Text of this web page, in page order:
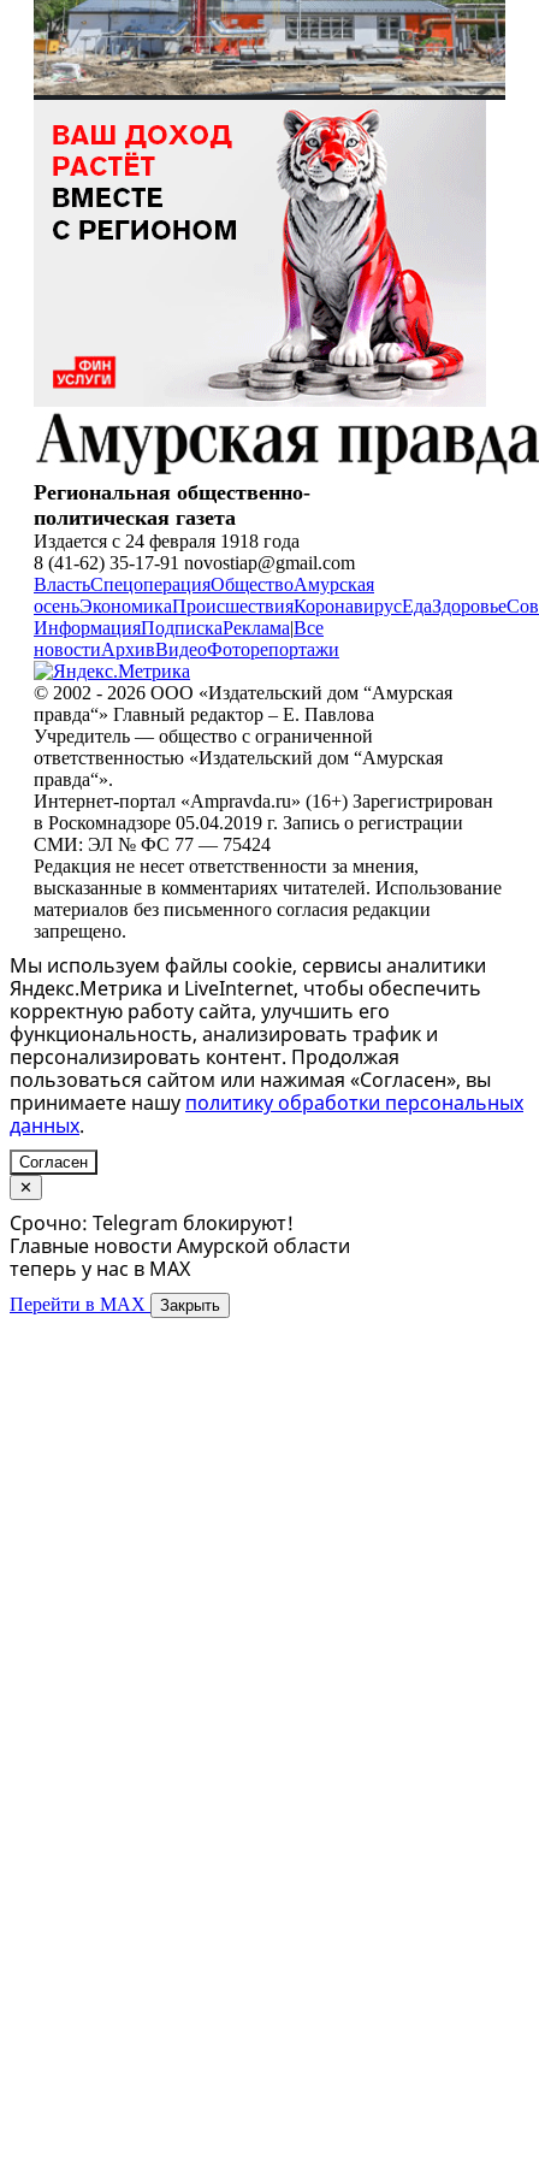
Региональная общественно-
политическая газета
Издается с 24 февраля 1918 года
8 (41-62) 35-17-91 novostiap@gmail.com
ВластьСпецоперацияОбществоАмурская
осеньЭкономикаПроисшествияКоронавирусЕдаЗдоровье
ИнформацияПодпискаРеклама|Все
новостиАрхивВидеоФоторепортажи
© 2002 - 2026 ООО «Издательский дом “Амурская
правда“» Главный редактор – Е. Павлова
Учредитель — общество с ограниченной
ответственностью «Издательский дом “Амурская
правда“».
Интернет-портал «Ampravda.ru» (16+) Зарегистрирован
в Роскомнадзоре 05.04.2019 г. Запись о регистрации
СМИ: ЭЛ № ФС 77 — 75424
Редакция не несет ответственности за мнения,
высказанные в комментариях читателей. Использование
материалов без письменного согласия редакции
запрещено.
Мы используем файлы cookie, сервисы аналитики
Яндекс.Метрика и LiveInternet, чтобы обеспечить
корректную работу сайта, улучшить его
функциональность, анализировать трафик и
персонализировать контент. Продолжая
пользоваться сайтом или нажимая «Согласен», вы
принимаете нашу политику обработки персональных
данных.
Согласен
✕
Срочно: Telegram блокируют!
Главные новости Амурской области
теперь у нас в MAX
Перейти в MAX Закрыть